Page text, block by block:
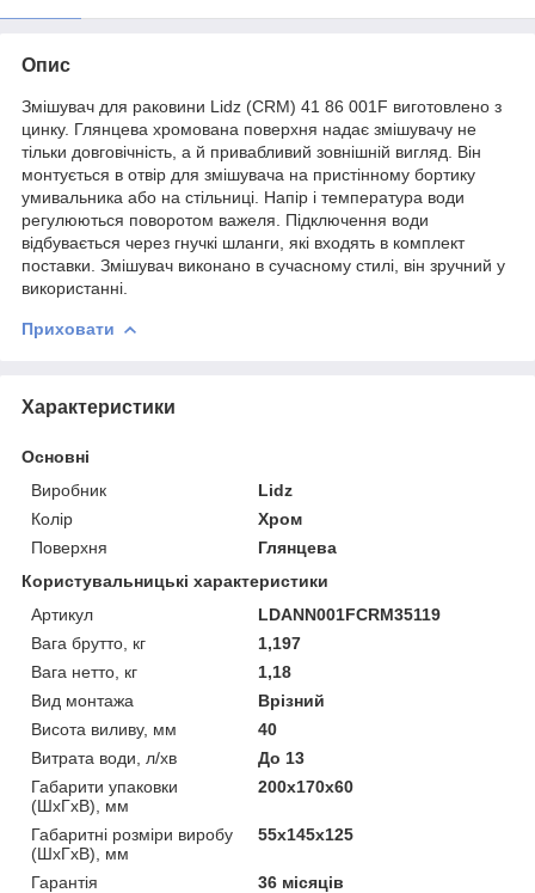
Опис
Змішувач для раковини Lidz (CRM) 41 86 001F виготовлено з
цинку. Глянцева хромована поверхня надає змішувачу не
тільки довговічність, а й привабливий зовнішній вигляд. Він
монтується в отвір для змішувача на пристінному бортику
умивальника або на стільниці. Напір і температура води
регулюються поворотом важеля. Підключення води
відбувається через гнучкі шланги, які входять в комплект
поставки. Змішувач виконано в сучасному стилі, він зручний у
використанні.
Приховати
Характеристики
Основні
Виробник
Lidz
Колір
Хром
Поверхня
Глянцева
Користувальницькі характеристики
Артикул
LDANN001FCRM35119
Вага брутто, кг
1,197
Вага нетто, кг
1,18
Вид монтажа
Врізний
Висота виливу, мм
40
Витрата води, л/хв
До 13
Габарити упаковки
(ШхГхВ), мм
200х170х60
Габаритні розміри виробу
(ШхГхВ), мм
55х145х125
Гарантія
36 місяців